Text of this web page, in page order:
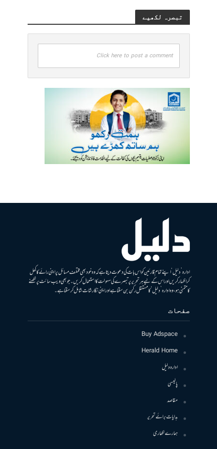
تبصرہ لکھیے
Click here to post a comment
ادارہ ’دلیل‘ اپنے تمام قارئین کو اس بات کی دعوت دیتا ہے کہ وہ خود بھی مختلف مسائل پر اپنی رائے کا کھل
کر اظہار کریں اور اس کے لیے ہر تحریر پر تبصرے کی سہولت کا استعمال کریں۔ جو بھی ویب سائٹ پر لکھنے
کا متمنی ہو، وہ ادارہ ’دلیل‘ کا مستقل رکن بن سکتا ہے اور اپنی نگارشات شامل کرسکتا ہے۔
صفحات
Buy Adspace
Herald Home
ادارہ دلیل
پالیسی
مقاصد
ہدایات برائے تحریر
ہمارے لکھاری